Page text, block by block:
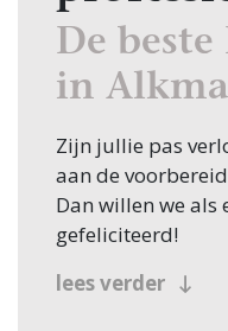
De
in
Zijn jullie pas
aan de
Dan willen we als
gefeliciteerd!
Veel bruidsparen
lees verder